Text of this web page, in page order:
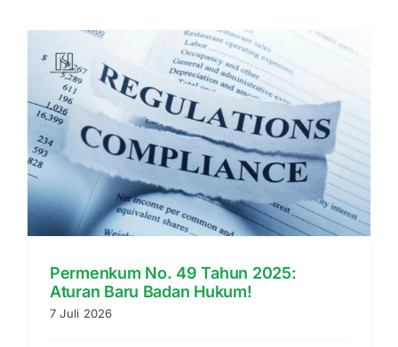
Permenkum No. 49 Tahun 2025:
Aturan Baru Badan Hukum!
7 Juli 2026